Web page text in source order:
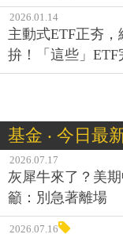
2026.01.14
主動式ETF正夯，
拚！「這些」ETF
基金 ‧ 今日最
2026.07.17
灰犀牛來了？美
籲：別急著離場
2026.07.16